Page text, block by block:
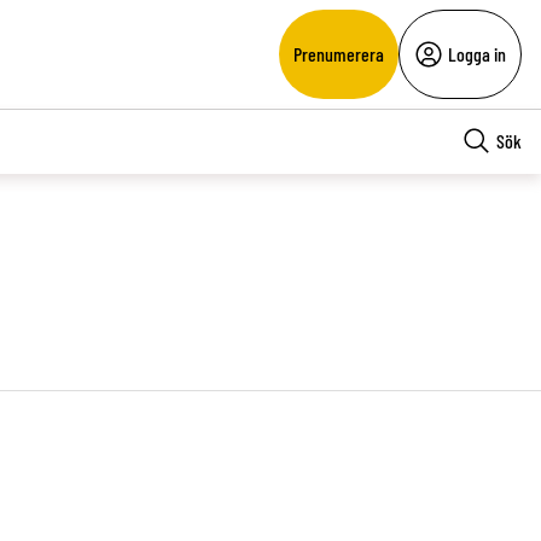
Prenumerera Logga in
Sök